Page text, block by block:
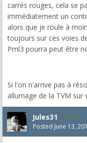
carrés rouges, cela se
immédiatement un
alors que je roule à
toujours sur ces voies
Pml3 pourra peut être
Si l'on n'arrive pas à
allumage de la TVM sur
Jules31 44
Posted June 13,